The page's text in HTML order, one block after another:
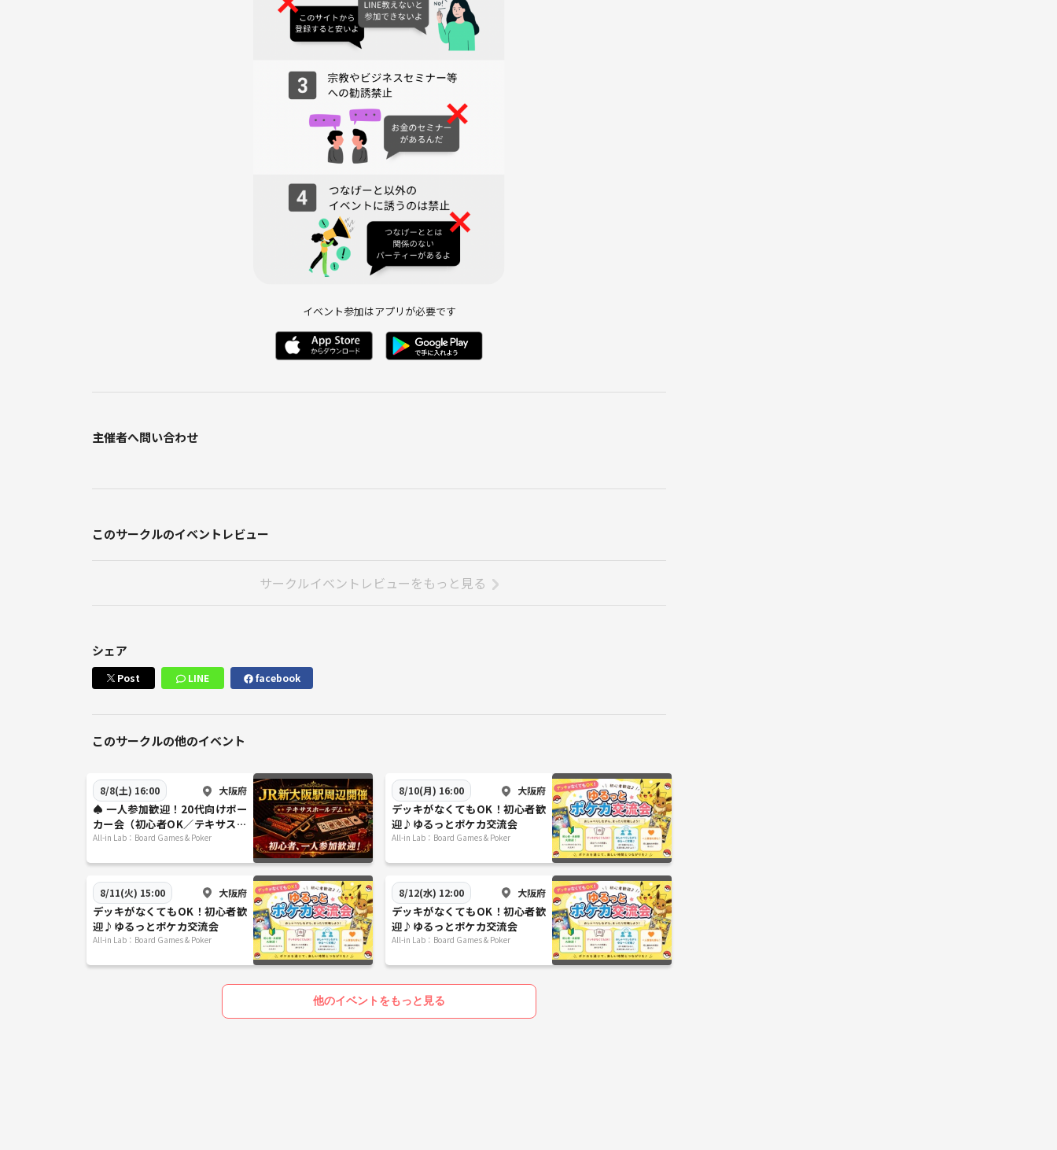
みんなで楽しい時間を過ごしましょう！ご参加お待ちしています🎉
イベント参加はアプリが必要です
主催者へ問い合わせ
このサークルのイベントレビュー
サークルイベントレビューをもっと見る
シェア
Post LINE facebook
このサークルの他のイベント
8/8(土) 16:00 大阪府
♠️ 一人参加歓迎！20代向けポー
カー会（初心者OK／テキサスホ
ールデム）＠新大阪♠️
All-in Lab：Board Games & Poker
8/10(月) 16:00 大阪府
デッキがなくてもOK！初心者歓
迎♪ゆるっとポケカ交流会
All-in Lab：Board Games & Poker
8/11(火) 15:00 大阪府
デッキがなくてもOK！初心者歓
迎♪ゆるっとポケカ交流会
All-in Lab：Board Games & Poker
8/12(水) 12:00 大阪府
デッキがなくてもOK！初心者歓
迎♪ゆるっとポケカ交流会
All-in Lab：Board Games & Poker
他のイベントをもっと見る